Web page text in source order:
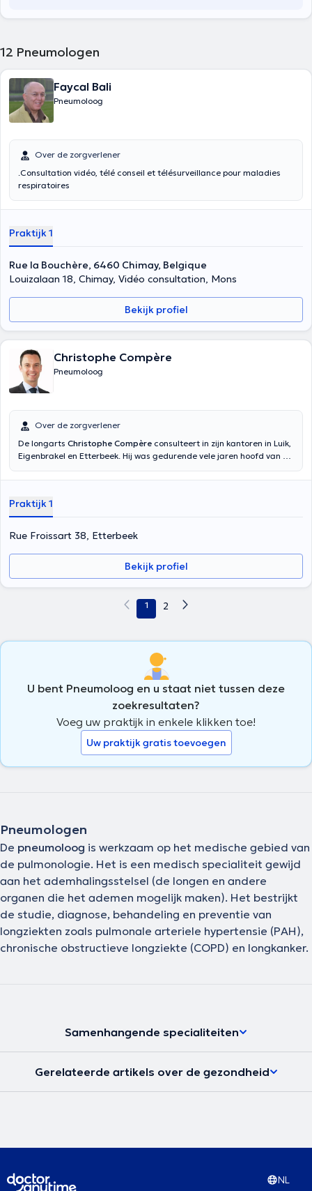
12 Pneumologen
Faycal Bali
Pneumoloog
Over de zorgverlener
.Consultation vidéo, télé conseil et télésurveillance pour maladies
respiratoires
Praktijk 1
Rue la Bouchère, 6460 Chimay, Belgique
Louizalaan 18, Chimay, Vidéo consultation, Mons
Bekijk profiel
Christophe Compère
Pneumoloog
Over de zorgverlener
De longarts Christophe Compère consulteert in zijn kantoren in Luik,
Eigenbrakel en Etterbeek. Hij was gedurende vele jaren hoofd van de
(CHIREC). Om hem in een van zijn praktijken te ontmoeten, volstaat
024 345 111 of +32 042 321 329). Hij kan u bevrijden van een allergie,
u helpen een longaandoening te behandelen of u verlossen van een
thoracaal oncologisch probleem. Hij spreekt vloeiend Frans en
Engels. Om een afspraak te maken, gelieve contact op te nemen
met 02 434 54 50 voor ETTERBEEK, 02 434 94 57 voor BRAINE
L'ALLEUD en 04/232 13 29 voor LUIK
Praktijk 1
Rue Froissart 38, Etterbeek
Bekijk profiel
1 2
U bent Pneumoloog en u staat niet tussen deze
zoekresultaten?
Voeg uw praktijk in enkele klikken toe!
Uw praktijk gratis toevoegen
Pneumologen
De pneumoloog is werkzaam op het medische gebied van
de pulmonologie. Het is een medisch specialiteit gewijd
aan het ademhalingsstelsel (de longen en andere
organen die het ademen mogelijk maken). Het bestrijkt
de studie, diagnose, behandeling en preventie van
longziekten zoals pulmonale arteriele hypertensie (PAH),
chronische obstructieve longziekte (COPD) en longkanker.
Samenhangende specialiteiten
Gerelateerde artikels over de gezondheid
NL